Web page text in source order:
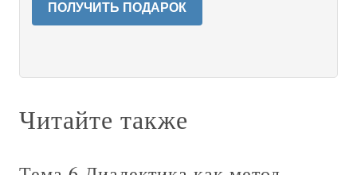
ПОЛУЧИТЬ ПОДАРОК
Читайте также